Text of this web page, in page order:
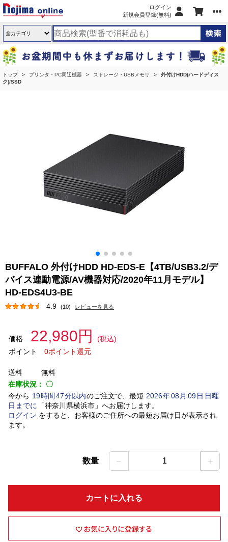
ログイン
新規会員登録(無料)
トップ プリンタ・PC周辺機器 ストレージ・USBメモリ
外付けHDD(ハードディス
ク)/SSD
BUFFALO 外付けHDD HD-EDS-E【4TB/USB3.2/デ
バイス連動電源/AV機器対応/2020年11月モデル】
HD-EDS4U3-BE
4.9 (10) レビューを見る
価格 22,980円
(税込)
ポイント
0ポイント還元
送料
無料
在庫状況： 〇
今から 19時間 47分以内のご注文で、最短 2026年08 月 09日日曜
日 までに 「神奈川県横浜市」 へお届けします。
ログイン をすると、お客様のご住所への最短お届け日が表示され
ます。
数量 － 1 ＋
カートに入れる